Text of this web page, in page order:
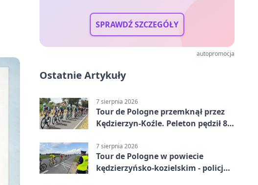
SPRAWDŹ SZCZEGÓŁY
autopromocja
Ostatnie Artykuły
7 sierpnia 2026
Tour de Pologne przemknął przez
Kędzierzyn-Koźle. Peleton pędził 80
7 sierpnia 2026
Tour de Pologne w powiecie
kędzierzyńsko-kozielskim - policja